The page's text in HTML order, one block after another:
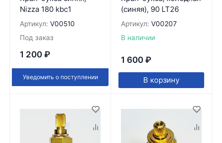
Nizza 180 kbc1
Артикул: V00510
Под заказ
1 200 ₽
Уведомить о поступлении
(синяя), 90 LT26
Артикул: V00207
В наличии
1 600 ₽
В корзину